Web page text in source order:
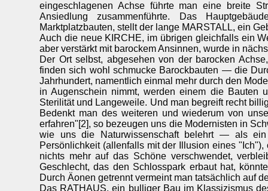
eingeschlagenen Achse führte man eine breite
Ansiedlung zusammenführte. Das
Marktplatzbauten, stellt der lange MARSTALL, ein
Auch die neue KIRCHE, im übrigen gleichfalls ein
aber verstärkt mit barockem Ansinnen, wurde in
Der Ort selbst, abgesehen von der barocken
finden sich wohl schmucke Barockbauten — die
Jahrhundert, namentlich einmal mehr durch den
in Augenschein nimmt, werden einem die Bauten
Sterilität und Langeweile. Und man begreift recht
Bedenkt man des weiteren und wiederum von
erfahren"[2], so bezeugen uns die Modernisten in
wie uns die Naturwissenschaft belehrt — als
Persönlichkeit (allenfalls mit der Illusion eines
nichts mehr auf das Schöne verschwendet,
Geschlecht, das den Schlosspark erbaut hat,
Durch Äonen getrennt vermeint man tatsächlich auf
Das RATHAUS, ein bulliger Bau im Klassizismus